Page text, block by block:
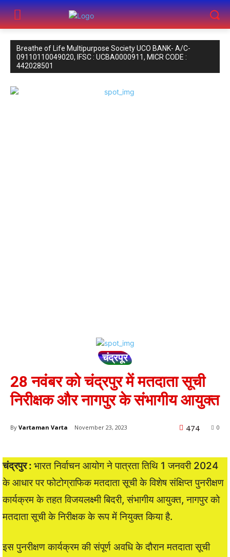
Breathe of Life Multipurpose Society UCO BANK- A/C-
09110110049020, IFSC : UCBA0000911, MICR CODE :
442028501
चंद्रपूर
28 नवंबर को चंद्रपुर में मतदाता सूची
निरीक्षक और नागपुर के संभागीय आयुक्त
By Vartaman Varta November 23, 2023 0
474
चंद्रपुर : भारत निर्वाचन आयोग ने पात्रता तिथि 1 जनवरी 2024
के आधार पर फोटोग्राफिक मतदाता सूची के विशेष संक्षिप्त पुनरीक्षण
कार्यक्रम के तहत विजयलक्ष्मी बिदरी, संभागीय आयुक्त, नागपुर को
मतदाता सूची के निरीक्षक के रूप में नियुक्त किया है.
इस पुनरीक्षण कार्यक्रम की संपूर्ण अवधि के दौरान मतदाता सूची